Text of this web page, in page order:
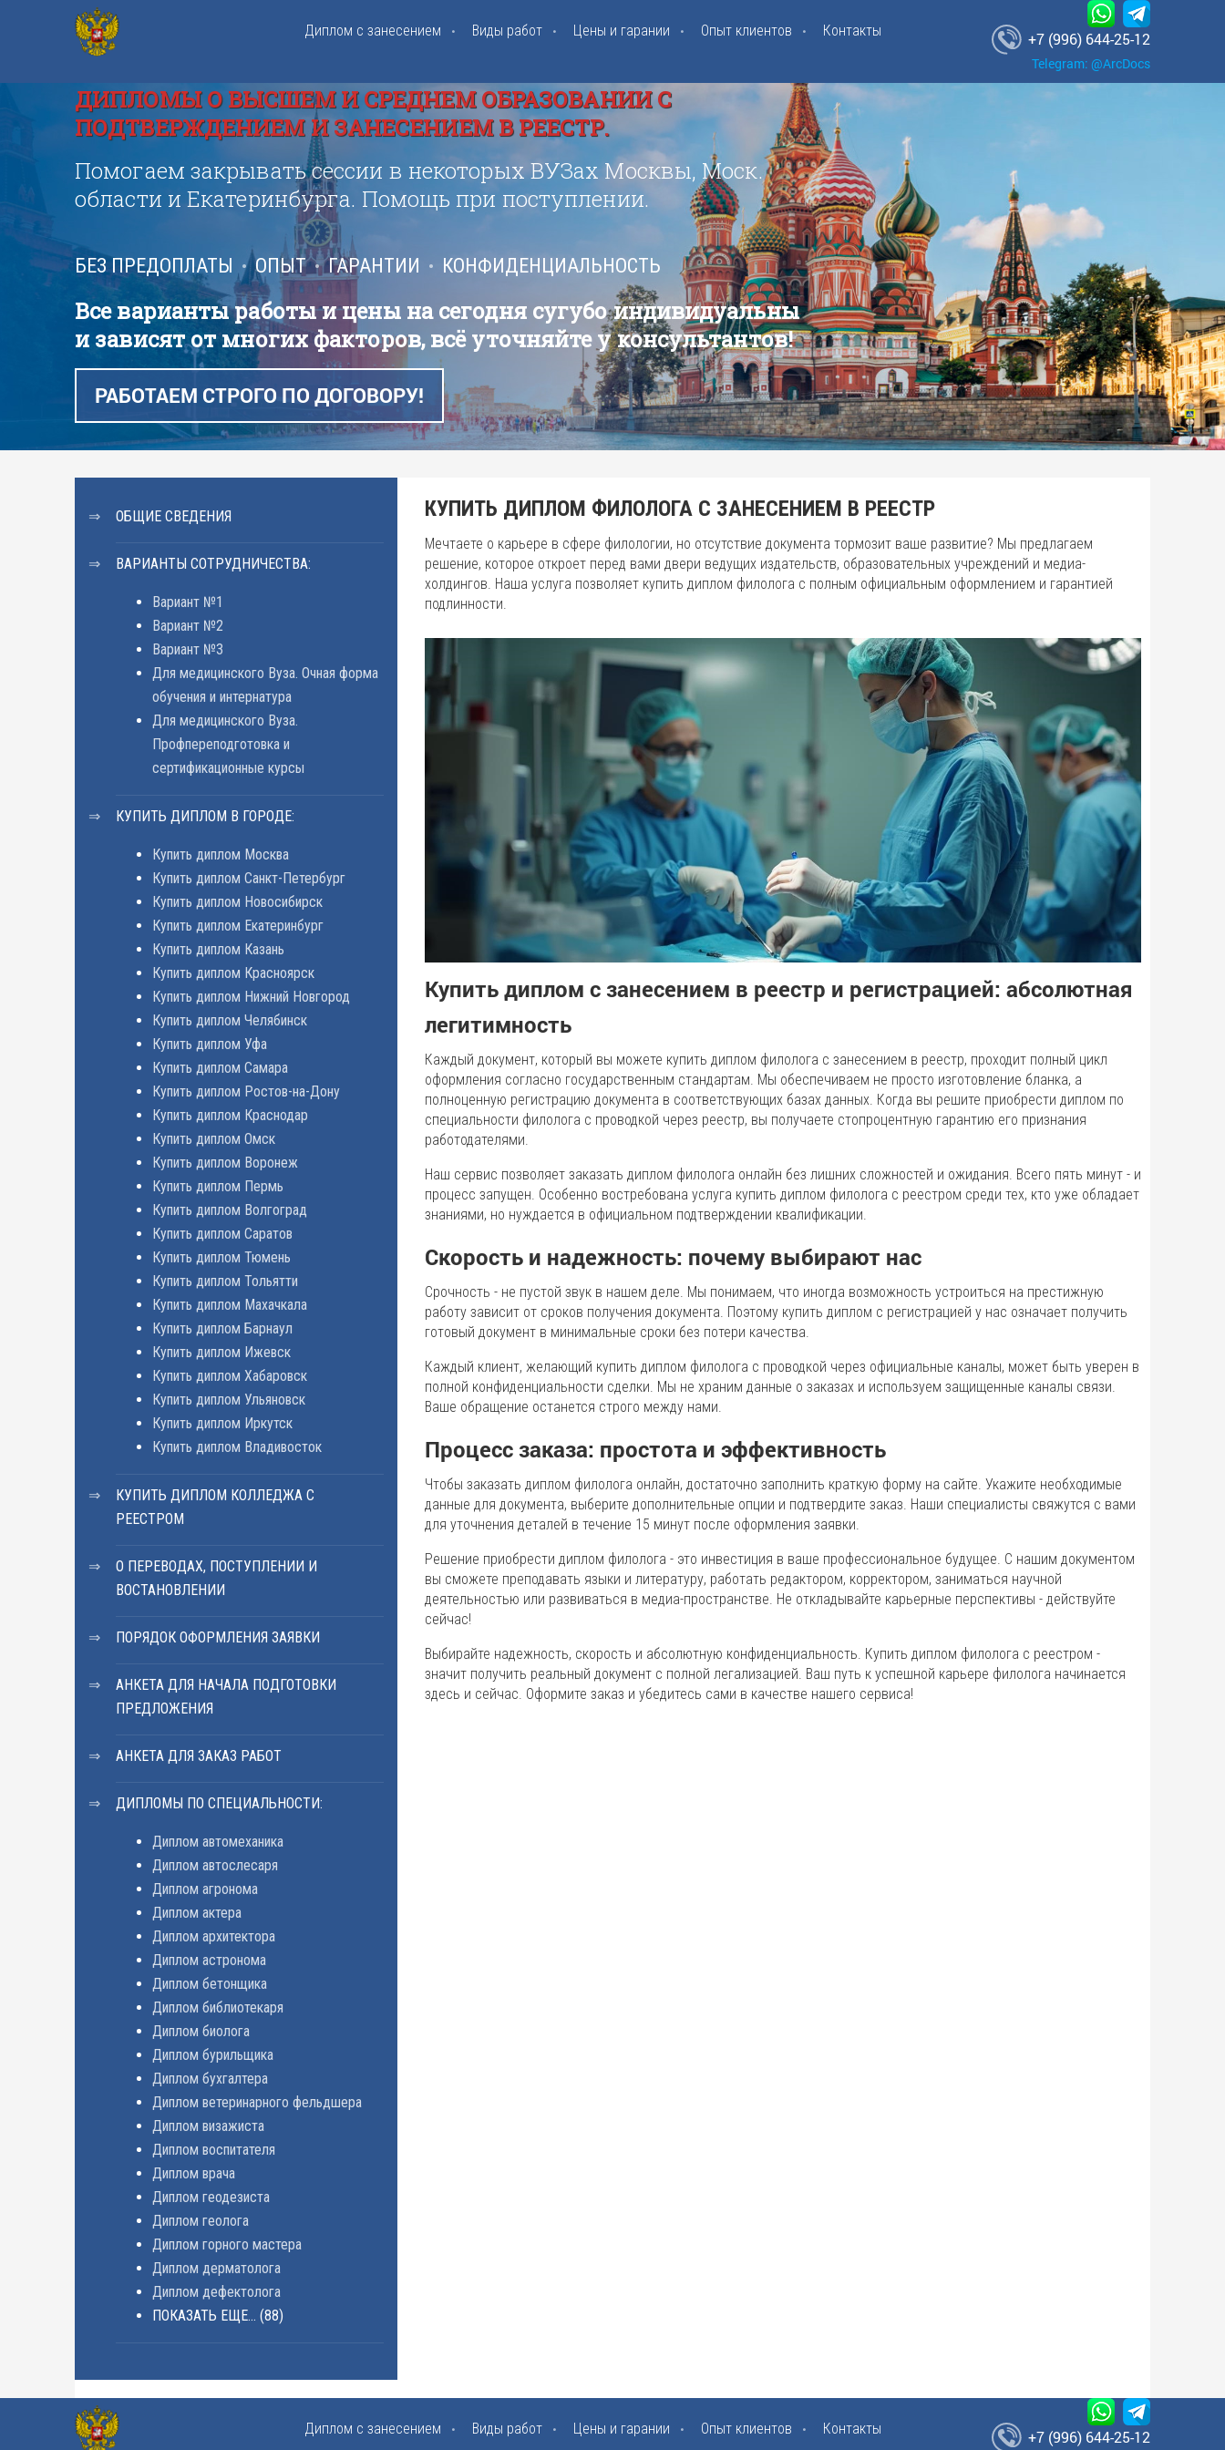
Диплом с занесением Виды работ Цены и гарании Опыт клиентов Контакты +7 (996) 644-25-12
Telegram: @ArcDocs
ДИПЛОМЫ О ВЫСШЕМ И СРЕДНЕМ ОБРАЗОВАНИИ С
ПОДТВЕРЖДЕНИЕМ И ЗАНЕСЕНИЕМ В РЕЕСТР.
Помогаем закрывать сессии в некоторых ВУЗах Москвы, Моск.
области и Екатеринбурга. Помощь при поступлении.
БЕЗ ПРЕДОПЛАТЫ ОПЫТ ГАРАНТИИ КОНФИДЕНЦИАЛЬНОСТЬ
Все варианты работы и цены на сегодня сугубо индивидуальны
и зависят от многих факторов, всё уточняйте у консультантов!
РАБОТАЕМ СТРОГО ПО ДОГОВОРУ!
ОБЩИЕ СВЕДЕНИЯ
ВАРИАНТЫ СОТРУДНИЧЕСТВА:
Вариант №1
Вариант №2
Вариант №3
Для медицинского Вуза. Очная форма
обучения и интернатура
Для медицинского Вуза.
Профпереподготовка и
сертификационные курсы
КУПИТЬ ДИПЛОМ В ГОРОДЕ:
Купить диплом Москва
Купить диплом Санкт-Петербург
Купить диплом Новосибирск
Купить диплом Екатеринбург
Купить диплом Казань
Купить диплом Красноярск
Купить диплом Нижний Новгород
Купить диплом Челябинск
Купить диплом Уфа
Купить диплом Самара
Купить диплом Ростов-на-Дону
Купить диплом Краснодар
Купить диплом Омск
Купить диплом Воронеж
Купить диплом Пермь
Купить диплом Волгоград
Купить диплом Саратов
Купить диплом Тюмень
Купить диплом Тольятти
Купить диплом Махачкала
Купить диплом Барнаул
Купить диплом Ижевск
Купить диплом Хабаровск
Купить диплом Ульяновск
Купить диплом Иркутск
Купить диплом Владивосток
КУПИТЬ ДИПЛОМ КОЛЛЕДЖА С
РЕЕСТРОМ
О ПЕРЕВОДАХ, ПОСТУПЛЕНИИ И
ВОСТАНОВЛЕНИИ
ПОРЯДОК ОФОРМЛЕНИЯ ЗАЯВКИ
АНКЕТА ДЛЯ НАЧАЛА ПОДГОТОВКИ
ПРЕДЛОЖЕНИЯ
АНКЕТА ДЛЯ ЗАКАЗ РАБОТ
ДИПЛОМЫ ПО СПЕЦИАЛЬНОСТИ:
Диплом автомеханика
Диплом автослесаря
Диплом агронома
Диплом актера
Диплом архитектора
Диплом астронома
Диплом бетонщика
Диплом библиотекаря
Диплом биолога
Диплом бурильщика
Диплом бухгалтера
Диплом ветеринарного фельдшера
Диплом визажиста
Диплом воспитателя
Диплом врача
Диплом геодезиста
Диплом геолога
Диплом горного мастера
Диплом дерматолога
Диплом дефектолога
ПОКАЗАТЬ ЕЩЕ... (88)
КУПИТЬ ДИПЛОМ ФИЛОЛОГА С ЗАНЕСЕНИЕМ В РЕЕСТР
Мечтаете о карьере в сфере филологии, но отсутствие документа тормозит ваше развитие? Мы предлагаем
решение, которое откроет перед вами двери ведущих издательств, образовательных учреждений и медиа-
холдингов. Наша услуга позволяет купить диплом филолога с полным официальным оформлением и гарантией
подлинности.
Купить диплом с занесением в реестр и регистрацией: абсолютная
легитимность
Каждый документ, который вы можете купить диплом филолога с занесением в реестр, проходит полный цикл
оформления согласно государственным стандартам. Мы обеспечиваем не просто изготовление бланка, а
полноценную регистрацию документа в соответствующих базах данных. Когда вы решите приобрести диплом по
специальности филолога с проводкой через реестр, вы получаете стопроцентную гарантию его признания
работодателями.
Наш сервис позволяет заказать диплом филолога онлайн без лишних сложностей и ожидания. Всего пять минут - и
процесс запущен. Особенно востребована услуга купить диплом филолога с реестром среди тех, кто уже обладает
знаниями, но нуждается в официальном подтверждении квалификации.
Скорость и надежность: почему выбирают нас
Срочность - не пустой звук в нашем деле. Мы понимаем, что иногда возможность устроиться на престижную
работу зависит от сроков получения документа. Поэтому купить диплом с регистрацией у нас означает получить
готовый документ в минимальные сроки без потери качества.
Каждый клиент, желающий купить диплом филолога с проводкой через официальные каналы, может быть уверен в
полной конфиденциальности сделки. Мы не храним данные о заказах и используем защищенные каналы связи.
Ваше обращение останется строго между нами.
Процесс заказа: простота и эффективность
Чтобы заказать диплом филолога онлайн, достаточно заполнить краткую форму на сайте. Укажите необходимые
данные для документа, выберите дополнительные опции и подтвердите заказ. Наши специалисты свяжутся с вами
для уточнения деталей в течение 15 минут после оформления заявки.
Решение приобрести диплом филолога - это инвестиция в ваше профессиональное будущее. С нашим документом
вы сможете преподавать языки и литературу, работать редактором, корректором, заниматься научной
деятельностью или развиваться в медиа-пространстве. Не откладывайте карьерные перспективы - действуйте
сейчас!
Выбирайте надежность, скорость и абсолютную конфиденциальность. Купить диплом филолога с реестром -
значит получить реальный документ с полной легализацией. Ваш путь к успешной карьере филолога начинается
здесь и сейчас. Оформите заказ и убедитесь сами в качестве нашего сервиса!
Диплом с занесением Виды работ Цены и гарании Опыт клиентов Контакты +7 (996) 644-25-12